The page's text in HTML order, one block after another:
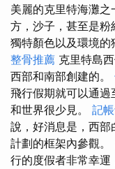
美麗的克里特海灘之
方，沙子，甚至是
獨特顏色以及環境的
整骨推薦 克里特島
西部和南部創建的。
飛行假期就可以通
和世界很少見。 記
說，好消息是，西
計劃的框架內參觀。
行的度假者非常幸